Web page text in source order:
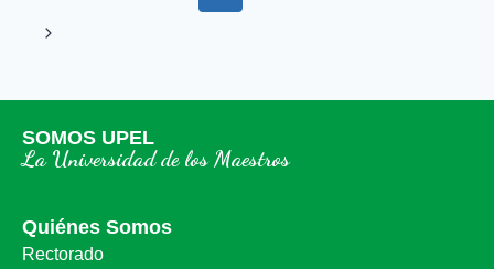
SOMOS UPEL
La Universidad de los Maestros
Quiénes Somos
Rectorado